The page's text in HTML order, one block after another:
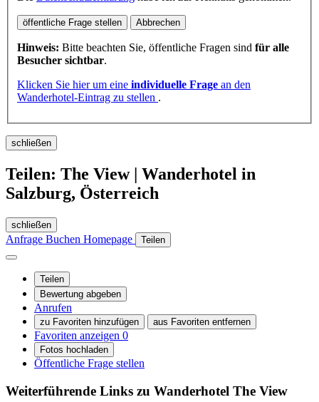
öffentliche Frage stellen Abbrechen
Hinweis: Bitte beachten Sie, öffentliche Fragen sind für alle
Besucher sichtbar.
Klicken Sie hier um eine individuelle Frage an den
Wanderhotel-Eintrag zu stellen .
schließen
Teilen: The View | Wanderhotel in
Salzburg, Österreich
schließen
Anfrage Buchen Homepage Teilen
Teilen
Bewertung abgeben
Anrufen
zu Favoriten hinzufügen aus Favoriten entfernen
Favoriten anzeigen 0
Fotos hochladen
Öffentliche Frage stellen
Weiterführende Links zu Wanderhotel The View